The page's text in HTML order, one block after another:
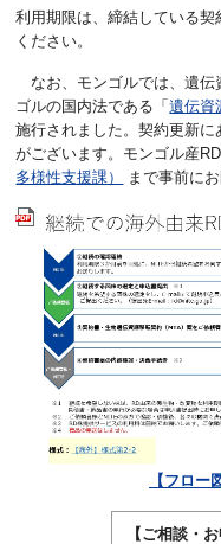
利用期限は、締結している
ください。
なお、モンゴルでは、遺
ゴルの国内法である「遺伝資
施行されました。契約更新
がございます。モンゴル産
多様性支援課）
まで事前に
【フロー
【ご相談・